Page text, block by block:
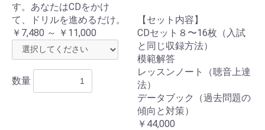
す。あなたはCDをかけ
て、ドリルを進めるだけ。
￥7,480 ～ ￥11,000
数量
【セット内容】
CDセット８〜16枚（入試
と同じ収録方法）
模範解答
レッスンノート（聴音上達
法）
データブック（過去問題の
傾向と対策）
￥44,000